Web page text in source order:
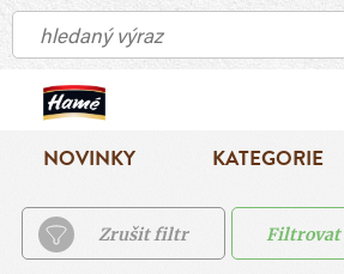
NOVINKY KATEGORIE
Zrušit filtr Filtrovat